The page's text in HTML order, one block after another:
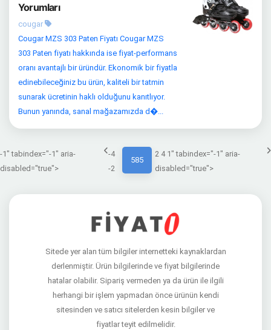
Yorumları
cougar
Cougar MZS 303 Paten Fiyatı Cougar MZS
303 Paten fiyatı hakkında ise fiyat-performans
oranı avantajlı bir üründür. Ekonomik bir fiyatla
edinebileceğiniz bu ürün, kaliteli bir tatmin
sunarak ücretinin haklı olduğunu kanıtlıyor.
Bunun yanında, sanal mağazamızda d�...
-1" tabindex="-1" aria-
disabled="true">
-4
-2
585
2 4 1" tabindex="-1" aria-
disabled="true">
Sitede yer alan tüm bilgiler internetteki kaynaklardan
derlenmiştir. Ürün bilgilerinde ve fiyat bilgilerinde
hatalar olabilir. Sipariş vermeden ya da ürün ile ilgili
herhangi bir işlem yapmadan önce ürünün kendi
sitesinden ve satıcı sitelerden kesin bilgiler ve
fiyatlar teyit edilmelidir.